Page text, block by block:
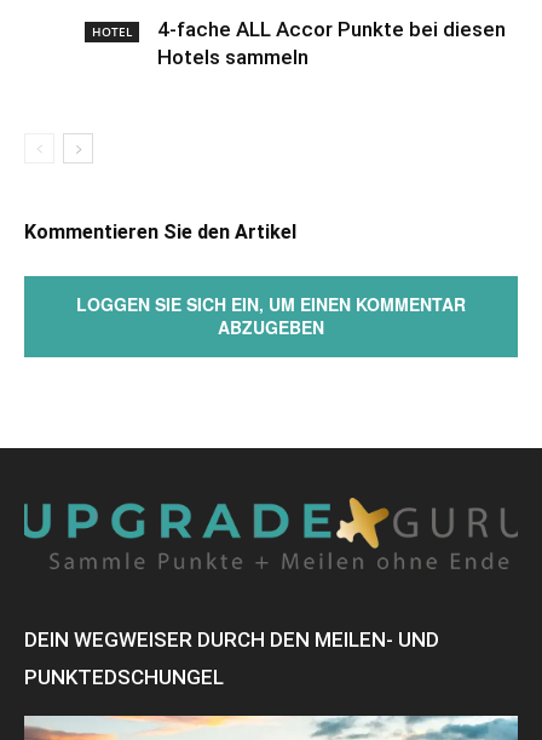
HOTEL
4-fache ALL Accor Punkte bei diesen
Hotels sammeln
Kommentieren Sie den Artikel
LOGGEN SIE SICH EIN, UM EINEN KOMMENTAR
ABZUGEBEN
DEIN WEGWEISER DURCH DEN MEILEN- UND
PUNKTEDSCHUNGEL